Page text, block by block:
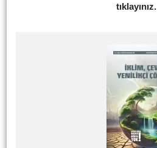
tıklayınız.